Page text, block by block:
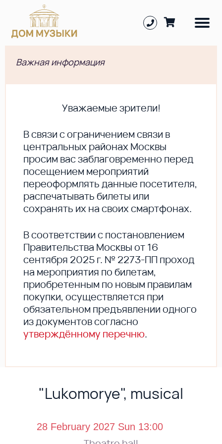
Важная информация
Уважаемые зрители!
В cвязи с ограничением связи в
центральных районах Москвы
просим вас заблаговременно перед
посещением мероприятий
переоформлять данные посетителя,
распечатывать билеты или
сохранять их на своих смартфонах.
В соответствии с постановлением
Правительства Москвы от 16
сентября 2025 г. № 2273-ПП проход
на мероприятия по билетам,
приобретенным по новым правилам
покупки, осуществляется при
обязательном предъявлении одного
из документов согласно
утверждённому перечню.
"Lukomorye", musical